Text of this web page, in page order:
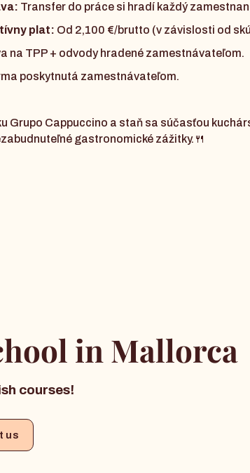
Transfer do práce si hradí každý
plat: Od 2,100 €/brutto (v závislosti od
na TPP + odvody hradené zamestnávateľom.
poskytnutá zamestnávateľom.
Grupo Cappuccino a staň sa súčasťou
gastronomické zážitky.🍴
in Mallorca
courses!
us